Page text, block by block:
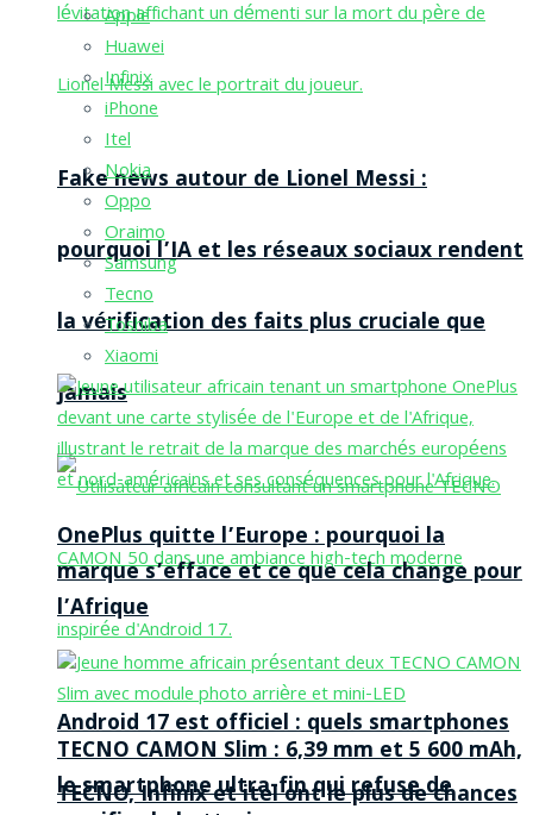
Fake news autour de Lionel Messi :
pourquoi l’IA et les réseaux sociaux rendent
la vérification des faits plus cruciale que
jamais
Android 17 est officiel : quels smartphones
TECNO, Infinix et itel ont le plus de chances
Apple
Huawei
Infinix
iPhone
Itel
Nokia
Oppo
Oraimo
Samsung
Tecno
Toshiba
Xiaomi
OnePlus quitte l’Europe : pourquoi la
marque s’efface et ce que cela change pour
l’Afrique
TECNO CAMON Slim : 6,39 mm et 5 600 mAh,
le smartphone ultra-fin qui refuse de